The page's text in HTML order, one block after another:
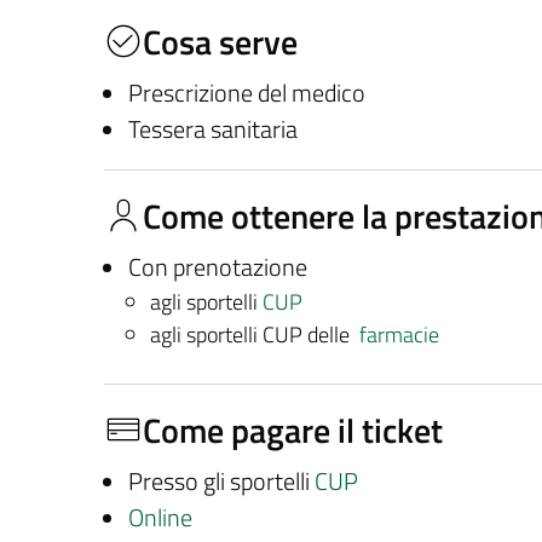
Cosa serve
Prescrizione del medico
Tessera sanitaria
Come ottenere la
Con prenotazione
agli sportelli CUP
agli sportelli CUP delle farmacie
Come pagare il ticket
Presso gli sportelli CUP
Online